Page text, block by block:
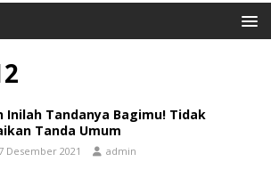
Inilah Tandanya Bagimu! Tidak
Tanda Umum
Desember 2021 admin